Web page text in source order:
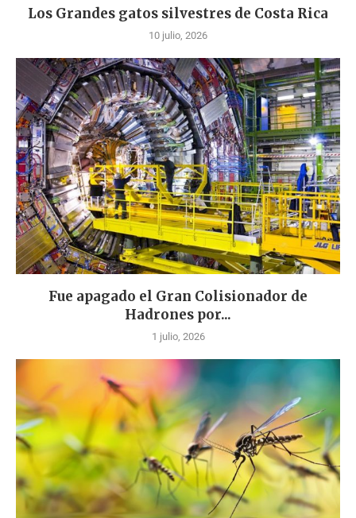
Los Grandes gatos silvestres de Costa Rica
10 julio, 2026
Fue apagado el Gran Colisionador de
Hadrones por...
1 julio, 2026